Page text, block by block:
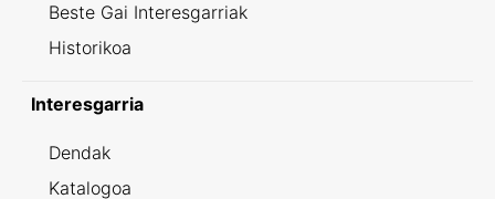
Beste Gai Interesgarriak
Historikoa
Interesgarria
Dendak
Katalogoa